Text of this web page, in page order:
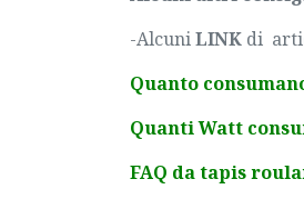
-AlcuniLINK di
Quanto
Quanti Watt
FAQ da tapis